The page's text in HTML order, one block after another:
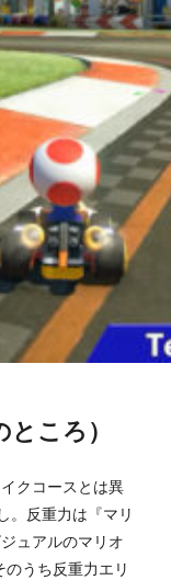
ころ）
クコースとは異
。反重力は『マリ
ュアルのマリオ
うち反重力エリ